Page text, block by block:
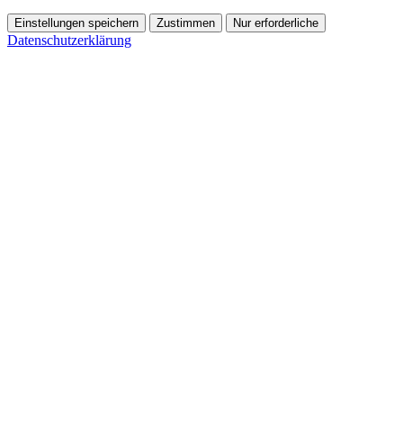
Einstellungen speichern Zustimmen Nur erforderliche
Datenschutzerklärung